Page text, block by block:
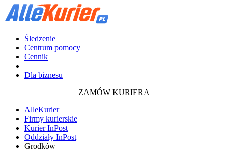
Śledzenie
Centrum pomocy
Cennik
Dla biznesu
ZAMÓW KURIERA
AlleKurier
Firmy kurierskie
Kurier InPost
Oddziały InPost
Grodków